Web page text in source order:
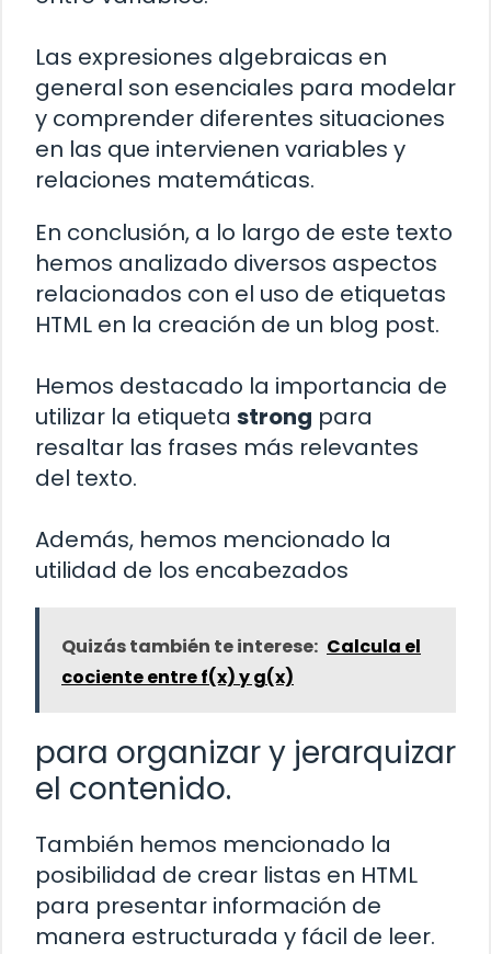
Las expresiones algebraicas en
general son esenciales para modelar
y comprender diferentes situaciones
en las que intervienen variables y
relaciones matemáticas.
En conclusión, a lo largo de este texto
hemos analizado diversos aspectos
relacionados con el uso de etiquetas
HTML en la creación de un blog post.
Hemos destacado la importancia de
utilizar la etiqueta strong para
resaltar las frases más relevantes
del texto.
Además, hemos mencionado la
utilidad de los encabezados
Quizás también te interese: Calcula el
cociente entre f(x) y g(x)
para organizar y jerarquizar
el contenido.
También hemos mencionado la
posibilidad de crear listas en HTML
para presentar información de
manera estructurada y fácil de leer.